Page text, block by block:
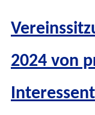
2024 von